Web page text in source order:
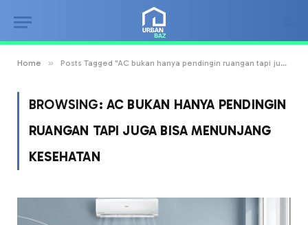
Home » Posts Tagged "AC bukan hanya pendingin ruangan tapi juga bisa menunjang Kesehatan"
BROWSING: AC BUKAN HANYA PENDINGIN
RUANGAN TAPI JUGA BISA MENUNJANG
KESEHATAN